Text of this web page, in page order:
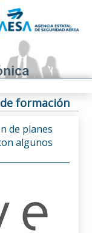
formación
de planes
algunos